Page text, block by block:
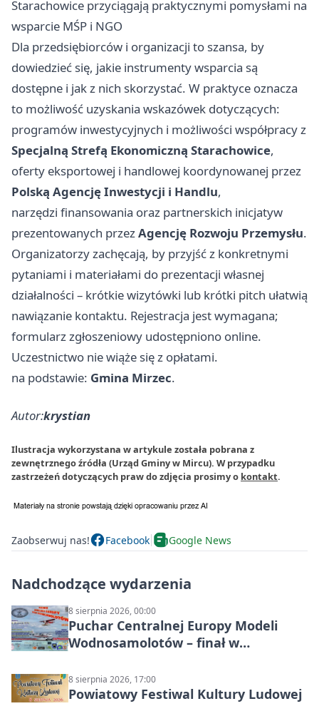
Starachowice przyciągają praktycznymi pomysłami na
wsparcie MŚP i NGO
Dla przedsiębiorców i organizacji to szansa, by
dowiedzieć się, jakie instrumenty wsparcia są
dostępne i jak z nich skorzystać. W praktyce oznacza
to możliwość uzyskania wskazówek dotyczących:
programów inwestycyjnych i możliwości współpracy z
Specjalną Strefą Ekonomiczną Starachowice,
oferty eksportowej i handlowej koordynowanej przez
Polską Agencję Inwestycji i Handlu,
narzędzi finansowania oraz partnerskich inicjatyw
prezentowanych przezAgencję Rozwoju Przemysłu.
Organizatorzy zachęcają, by przyjść z konkretnymi
pytaniami i materiałami do prezentacji własnej
działalności – krótkie wizytówki lub krótki pitch ułatwią
nawiązanie kontaktu. Rejestracja jest wymagana;
formularz zgłoszeniowy udostępniono online.
Uczestnictwo nie wiąże się z opłatami.
na podstawie: Gmina Mirzec.
Autor:krystian
Ilustracja wykorzystana w artykule została pobrana z
zewnętrznego źródła (Urząd Gminy w Mircu). W przypadku
zastrzeżeń dotyczących praw do zdjęcia prosimy o kontakt.
Zaobserwuj nas! Facebook Google News
Nadchodzące wydarzenia
8 sierpnia 2026, 00:00
Puchar Centralnej Europy Modeli
Wodnosamolotów – finał w
8 sierpnia 2026, 17:00
Powiatowy Festiwal Kultury Ludowej